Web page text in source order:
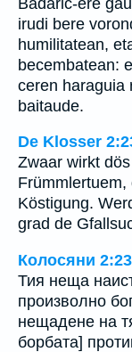
irudi bere
humilitatean,
becembatean:
ceren haraguia
baitaude.
De Klosser
Zwaar wirkt
Köstigung.
grad de
Колосяни
Тия неща
произволно
нещадене на
борбата]